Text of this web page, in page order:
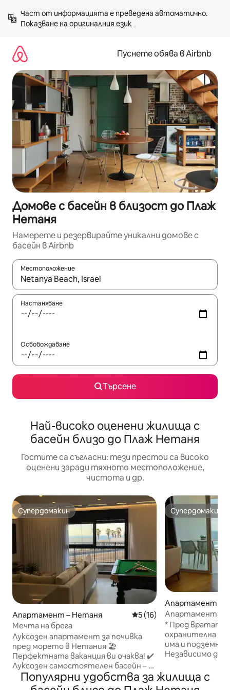
към
съдържанието
Показване на оригиналния език
Пуснете обява в Airbnb
Домове с басейн в близост до Плаж
Нетаня
Намерете и резервирайте уникални домове с
басейн в Airbnb
Местоположение
Когато резултатите се покажат, използвайте
Настаняване
Освобождаване
Търсене
Най-високо оценени жилища с
басейн близо до Плаж Нетаня
Гостите са съгласни: тези престои са високо
оценени заради тяхното местоположение,
чистота и др.
Супердомакин
Супердомакин
Апартамент – Нетаня Средна оценка: 5 от 5,
5 (16)
Мечта на брега
Луксозен апартамент за почивка
пред морето в Нетания 🏖️
Перфектната ваканция ви очаква! ✔️
Луксозен самостоятелен басейн – за
плуване, релаксация и слънце. ✔️
Качествено джакузи – моменти на
Супердомакин
Супердомакин
Апартамент –
Апартамент
морето
* Пред вратата
охранителна
има и подземно
Независимо
поглезите или
откъснете от
Популярни удобства за жилища с